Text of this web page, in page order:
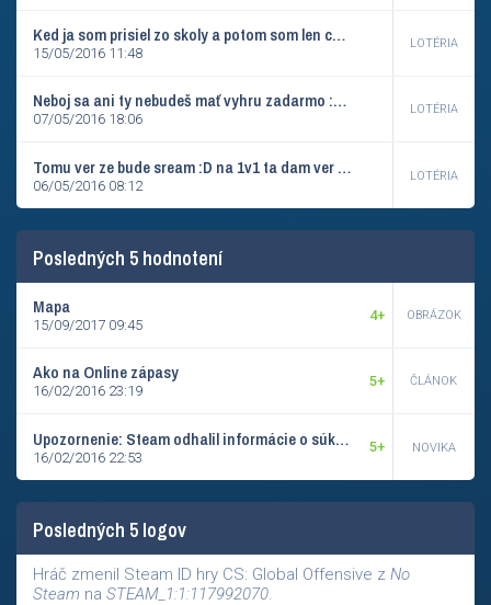
Ked ja som prisiel zo skoly a potom som len chvilku bol doma a isiel som prec nieje cas :/
15/05/2016 11:48
LOTÉRIA
Neboj sa ani ty nebudeš mať vyhru zadarmo :D aj ja ťa potrápim
07/05/2016 18:06
LOTÉRIA
Tomu ver ze bude sream :D na 1v1 ta dam ver tomu
06/05/2016 08:12
LOTÉRIA
Posledných 5 hodnotení
Mapa
15/09/2017 09:45
4+ OBRÁZOK
Ako na Online zápasy
16/02/2016 23:19
5+ ČLÁNOK
Upozornenie: Steam odhalil informácie o súkromnom účte
16/02/2016 22:53
5+ NOVIKA
Posledných 5 logov
Hráč zmenil Steam ID hry CS: Global Offensive z No
Steam na STEAM_1:1:117992070.